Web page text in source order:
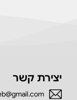
יצירת קשר